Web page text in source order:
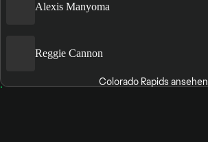
Alexis Manyoma
Reggie Cannon
Colorado Rapids ansehen